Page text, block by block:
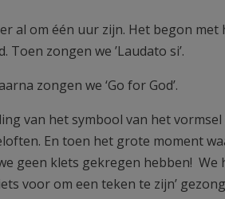
al om één uur zijn. Het begon met
zongen we ’Laudato si’.
zongen we ‘Go for God’.
van het symbool van het
En toen het grote moment
geen klets gekregen hebben!
voor om een teken te zijn’